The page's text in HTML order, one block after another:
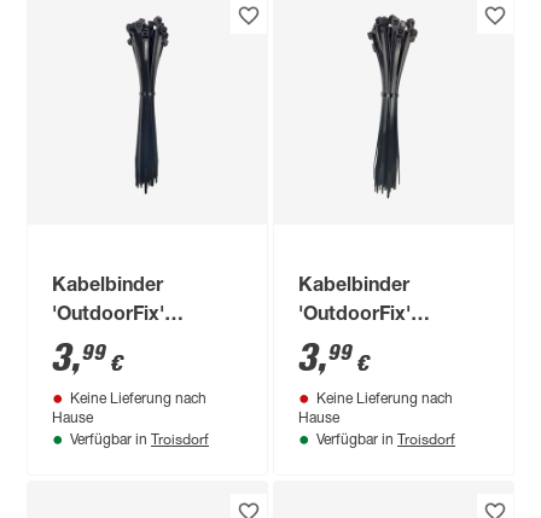
Kabelbinder
'OutdoorFix'
schwarz 200 x 4,6
mm 50 Stück
3,99 €
Keine Lieferung nach
Hause
Verfügbar in Troisdorf
Kabelbinder
'OutdoorFix'
anthrazitgrau 200 x
4,6 mm 50 Stück
3,99 €
Keine Lieferung nach
Hause
Verfügbar in Troisdorf